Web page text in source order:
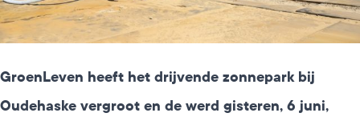
GroenLeven heeft het drijvende zonnepark bij
Oudehaske vergroot en de werd gisteren, 6 juni,